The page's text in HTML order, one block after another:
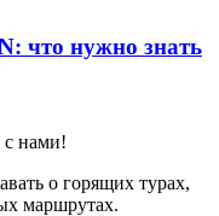
что нужно знать
с нами!
о горящих турах,
маршрутах.